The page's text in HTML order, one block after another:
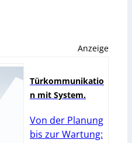
Anzeige
Türkommunikatio
n mit System.
Von der Planung
bis zur Wartung: